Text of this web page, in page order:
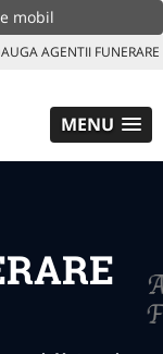
mobil
AGENTII FUNERARE
MENU